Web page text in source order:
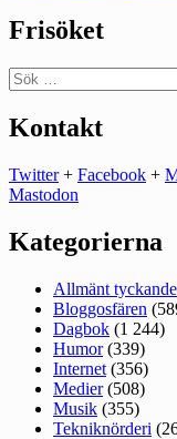
Frisöket
Sök
efter:
Kontakt
Twitter+ Facebook +
Mastodon
Kategorierna
Allmänt tyckande
Bloggosfären
Dagbok (1 244)
Humor(339)
Internet (356)
Medier(508)
Musik (355)
Tekniknörderi